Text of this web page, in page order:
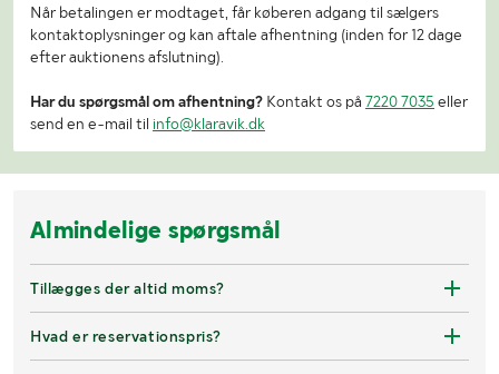
Når betalingen er modtaget, får køberen adgang til sælgers
kontaktoplysninger og kan aftale afhentning (inden for 12 dage
efter auktionens afslutning).
Har du spørgsmål om afhentning? Kontakt os på 7220 7035 eller
send en e-mail til info@klaravik.dk
Almindelige spørgsmål
Tillægges der altid moms?
Hvad er reservationspris?